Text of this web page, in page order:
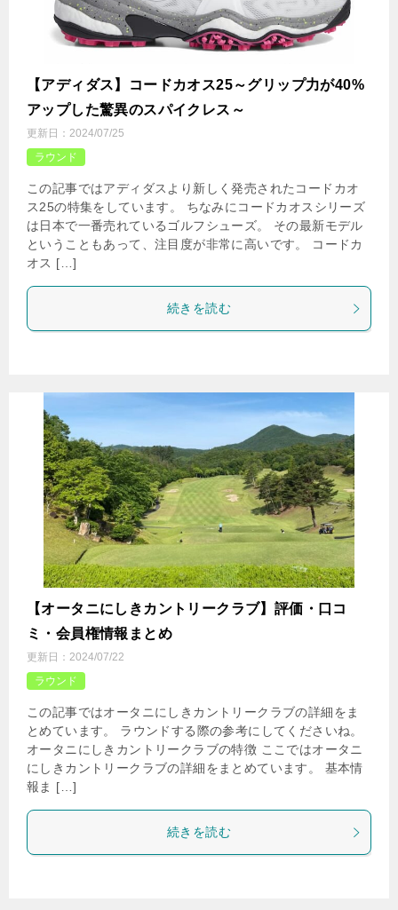
【アディダス】コードカオス25～グリップ力が40%
アップした驚異のスパイクレス～
更新日： 2024/07/25
ラウンド
この記事ではアディダスより新しく発売されたコードカオ
ス25の特集をしています。 ちなみにコードカオスシリーズ
は日本で一番売れているゴルフシューズ。 その最新モデル
ということもあって、注目度が非常に高いです。 コードカ
オス […]
続きを読む
【オータニにしきカントリークラブ】評価・口コ
ミ・会員権情報まとめ
更新日： 2024/07/22
ラウンド
この記事ではオータニにしきカントリークラブの詳細をま
とめています。 ラウンドする際の参考にしてくださいね。
オータニにしきカントリークラブの特徴 ここではオータニ
にしきカントリークラブの詳細をまとめています。 基本情
報ま […]
続きを読む